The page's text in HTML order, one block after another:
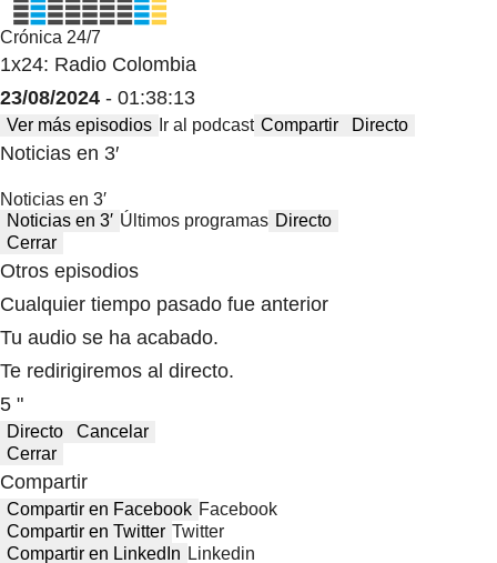
Crónica 24/7
1x24: Radio Colombia
23/08/2024 - 01:38:13
Ver más episodios Ir al podcast Compartir Directo
Noticias en 3′
Noticias en 3′
Noticias en 3′ Últimos programas Directo
Cerrar
Otros episodios
Cualquier tiempo pasado fue anterior
Tu audio se ha acabado.
Te redirigiremos al directo.
5 "
Directo
Cancelar
Cerrar
Compartir
Compartir en Facebook Facebook
Compartir en Twitter Twitter
Compartir en LinkedIn Linkedin